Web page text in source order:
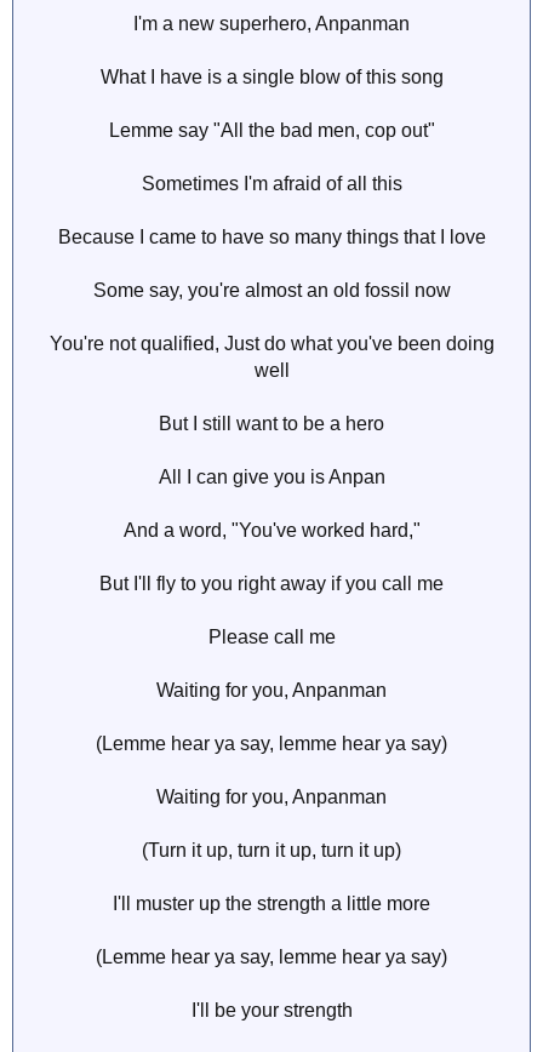
I'm a new superhero, Anpanman
What I have is a single blow of this song
Lemme say "All the bad men, cop out"
Sometimes I'm afraid of all this
Because I came to have so many things that I love
Some say, you're almost an old fossil now
You're not qualified, Just do what you've been doing
well
But I still want to be a hero
All I can give you is Anpan
And a word, "You've worked hard,"
But I'll fly to you right away if you call me
Please call me
Waiting for you, Anpanman
(Lemme hear ya say, lemme hear ya say)
Waiting for you, Anpanman
(Turn it up, turn it up, turn it up)
I'll muster up the strength a little more
(Lemme hear ya say, lemme hear ya say)
I'll be your strength